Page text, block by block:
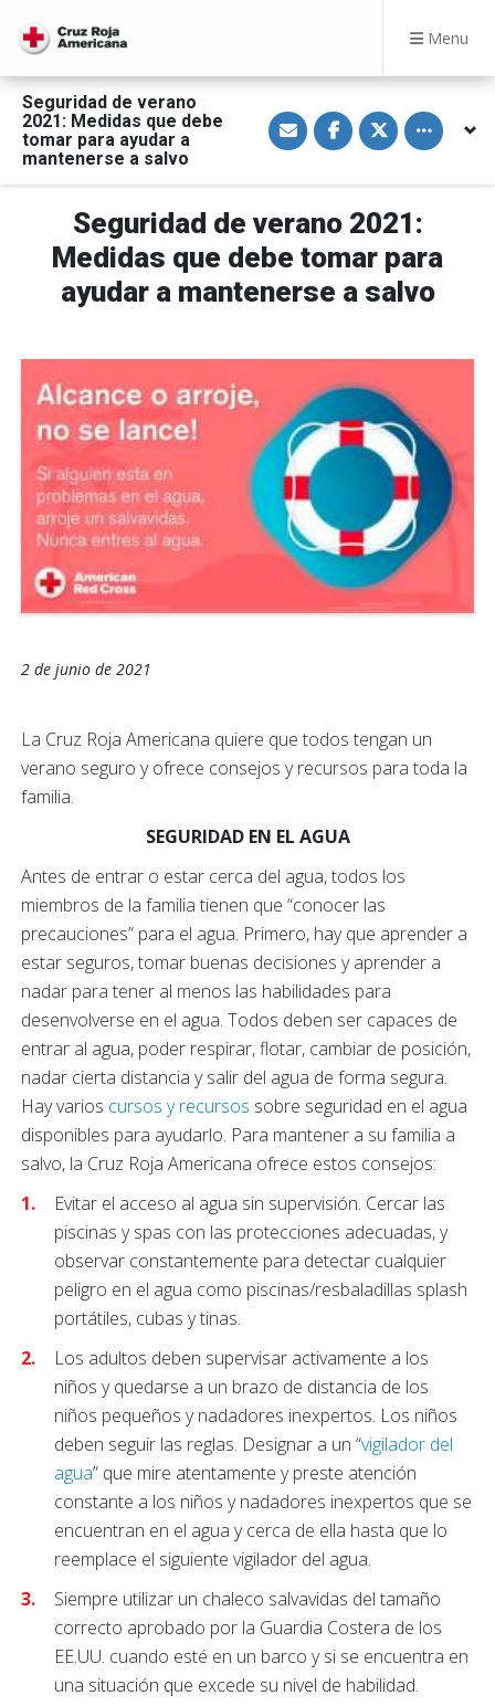
Menu
Seguridad de verano
2021: Medidas que debe
tomar para ayudar a
mantenerse a salvo
S
h
a
a
E
m
a
i
l
S
h
a
F
a
c
e
b
o
S
h
a
T
w
t
e
Toggle
Seguridad de verano 2021:
Medidas que debe tomar para
ayudar a mantenerse a salvo
2 de junio de 2021
La Cruz Roja Americana quiere que todos tengan un
verano seguro y ofrece consejos y recursos para toda la
familia.
SEGURIDAD EN EL AGUA
Antes de entrar o estar cerca del agua, todos los
miembros de la familia tienen que “conocer las
precauciones” para el agua. Primero, hay que aprender a
estar seguros, tomar buenas decisiones y aprender a
nadar para tener al menos las habilidades para
desenvolverse en el agua. Todos deben ser capaces de
entrar al agua, poder respirar, flotar, cambiar de posición,
nadar cierta distancia y salir del agua de forma segura.
Hay varios cursos y recursos sobre seguridad en el agua
disponibles para ayudarlo. Para mantener a su familia a
salvo, la Cruz Roja Americana ofrece estos consejos:
Evitar el acceso al agua sin supervisión. Cercar las
piscinas y spas con las protecciones adecuadas, y
observar constantemente para detectar cualquier
peligro en el agua como piscinas/resbaladillas splash
portátiles, cubas y tinas.
Los adultos deben supervisar activamente a los
niños y quedarse a un brazo de distancia de los
niños pequeños y nadadores inexpertos. Los niños
deben seguir las reglas. Designar a un “vigilador del
agua” que mire atentamente y preste atención
constante a los niños y nadadores inexpertos que se
encuentran en el agua y cerca de ella hasta que lo
reemplace el siguiente vigilador del agua.
Siempre utilizar un chaleco salvavidas del tamaño
correcto aprobado por la Guardia Costera de los
EE.UU. cuando esté en un barco y si se encuentra en
una situación que excede su nivel de habilidad.